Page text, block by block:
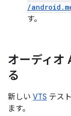
/
す。
オーディオ
る
新しい VTS テス
ます。